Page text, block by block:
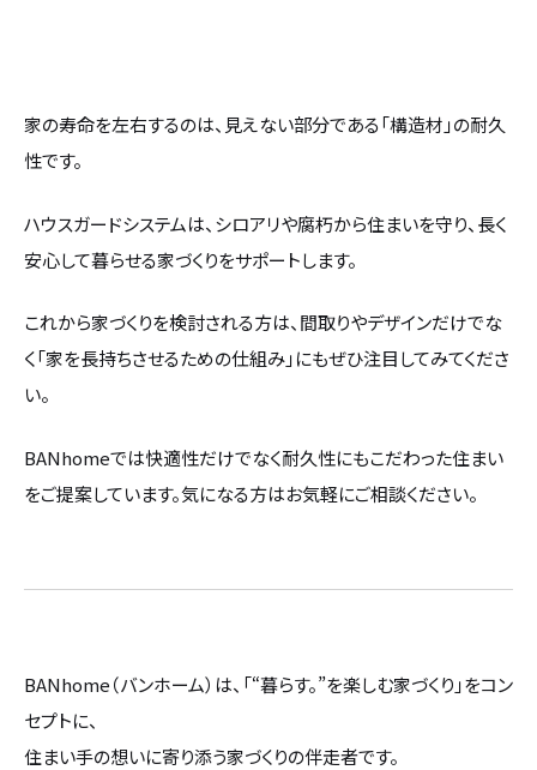
家の寿命を左右するのは、見えない部分である「構造材」の耐久
性です。
ハウスガードシステムは、シロアリや腐朽から住まいを守り、長く
安心して暮らせる家づくりをサポートします。
これから家づくりを検討される方は、間取りやデザインだけでな
く「家を長持ちさせるための仕組み」にもぜひ注目してみてくださ
い。
BANhomeでは快適性だけでなく耐久性にもこだわった住まい
をご提案しています。気になる方はお気軽にご相談ください。
BANhome（バンホーム）は、「“暮らす。”を楽しむ家づくり」をコン
セプトに、
住まい手の想いに寄り添う家づくりの伴走者です。